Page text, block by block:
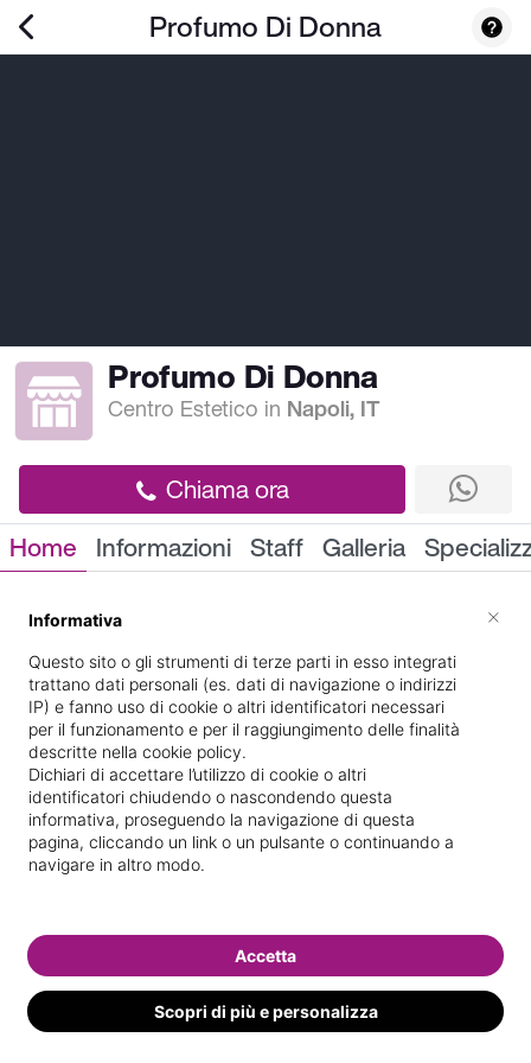
Profumo Di Donna
Profumo Di Donna
Centro Estetico in Napoli, IT
Chiama ora
Home Informazioni Staff Galleria
Informazioni
25, VIA SCAGLIONE
EMILIO
Indicazioni stradali
Informativa
Questo sito o gli strumenti di terze parti in esso integrati
trattano dati personali (es. dati di navigazione o indirizzi
IP) e fanno uso di cookie o altri identificatori necessari
per il funzionamento e per il raggiungimento delle finalità
descritte nella cookie policy.
Dichiari di accettare l’utilizzo di cookie o altri
identificatori chiudendo o nascondendo questa
informativa, proseguendo la navigazione di questa
pagina, cliccando un link o un pulsante o continuando a
navigare in altro modo.
Scopri di più e personalizza
Accetta
×